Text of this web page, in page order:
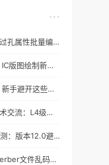
PCB设计神器：过孔属性批量编辑实战指南
Cadence教程：IC版图绘制新手避坑指南与实操细节
Cadence教程：新手避开这些坑，PCB设计一次过
智行者IC社区技术交流：L4级自动驾驶仿真部署实操指南
仿真测试工具实测：版本12.0避坑指南与参数调优
CAM350打开Gerber文件乱码怎么办？老工程师实测避坑指南